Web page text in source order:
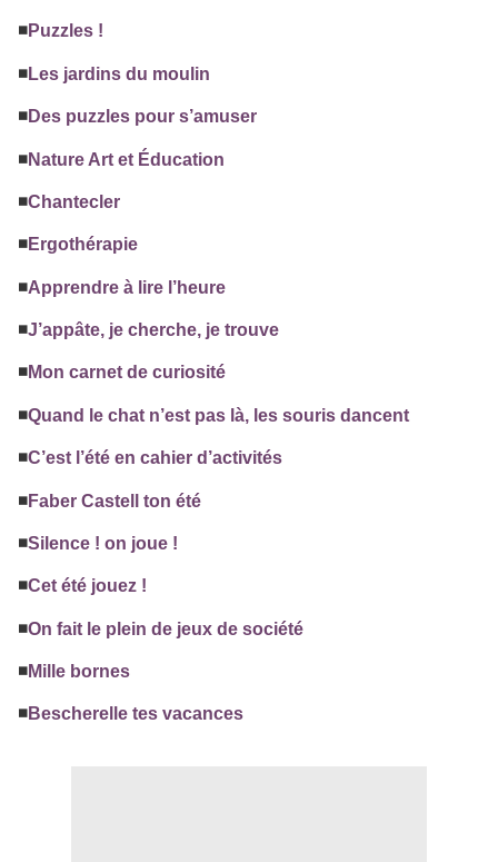
◾️Puzzles !
◾️Les jardins du moulin
◾️Des puzzles pour s’amuser
◾️Nature Art et Éducation
◾️Chantecler
◾️Ergothérapie
◾️Apprendre à lire l’heure
◾️J’appâte, je cherche, je trouve
◾️Mon carnet de curiosité
◾️Quand le chat n’est pas là, les souris dancent
◾️C’est l’été en cahier d’activités
◾️Faber Castell ton été
◾️Silence ! on joue !
◾️Cet été jouez !
◾️On fait le plein de jeux de société
◾️Mille bornes
◾️Bescherelle tes vacances